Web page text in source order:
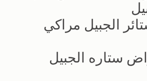
الجبيل مراكي
ستاره الجبيل